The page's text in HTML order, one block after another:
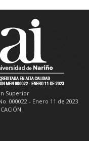
Superior
000022 - Enero 11 de 2023